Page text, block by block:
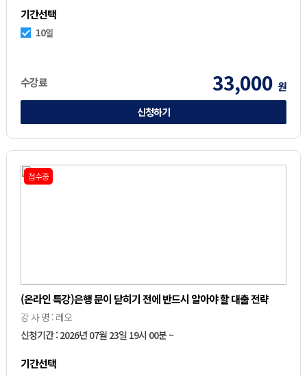
기간선택
10일
수강료 33,000 원
신청하기
접수중
(온라인 특강)은행 문이 닫히기 전에 반드시 알아야 할 대출 전략
강 사 명 : 레오
신청기간 : 2026년 07월 23일 19시 00분 ~
기간선택